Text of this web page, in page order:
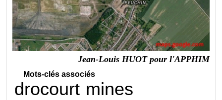
Jean-Louis HUOT pour l'APPHIM
Mots-clés associés
drocourt mines